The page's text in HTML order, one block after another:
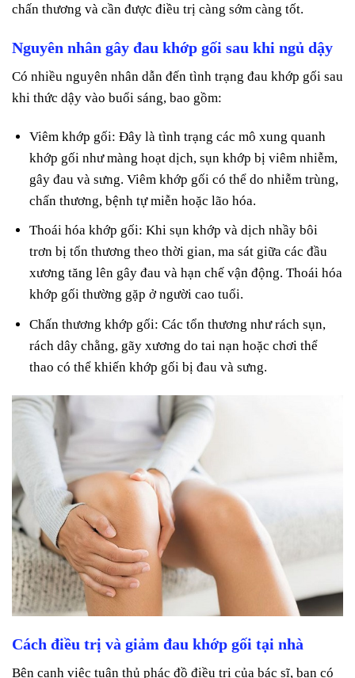
chấn thương và cần được điều trị càng sớm càng tốt.
Nguyên nhân gây đau khớp gối sau khi ngủ dậy
Có nhiều nguyên nhân dẫn đến tình trạng đau khớp gối sau
khi thức dậy vào buổi sáng, bao gồm:
Viêm khớp gối: Đây là tình trạng các mô xung quanh
khớp gối như màng hoạt dịch, sụn khớp bị viêm nhiễm,
gây đau và sưng. Viêm khớp gối có thể do nhiễm trùng,
chấn thương, bệnh tự miễn hoặc lão hóa.
Thoái hóa khớp gối: Khi sụn khớp và dịch nhầy bôi
trơn bị tổn thương theo thời gian, ma sát giữa các đầu
xương tăng lên gây đau và hạn chế vận động. Thoái hóa
khớp gối thường gặp ở người cao tuổi.
Chấn thương khớp gối: Các tổn thương như rách sụn,
rách dây chằng, gãy xương do tai nạn hoặc chơi thể
thao có thể khiến khớp gối bị đau và sưng.
Cách điều trị và giảm đau khớp gối tại nhà
Bên cạnh việc tuân thủ phác đồ điều trị của bác sĩ, bạn có